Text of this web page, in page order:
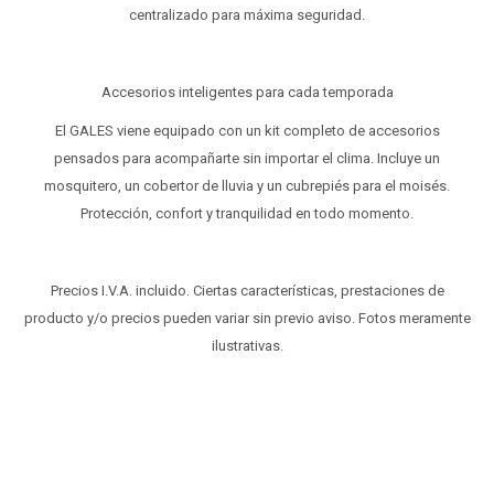
centralizado para máxima seguridad.
Accesorios inteligentes para cada temporada
El GALES viene equipado con un kit completo de accesorios
pensados para acompañarte sin importar el clima. Incluye un
mosquitero, un cobertor de lluvia y un cubrepiés para el moisés.
Protección, confort y tranquilidad en todo momento.
Precios I.V.A. incluido. Ciertas características, prestaciones de
producto y/o precios pueden variar sin previo aviso. Fotos meramente
ilustrativas.